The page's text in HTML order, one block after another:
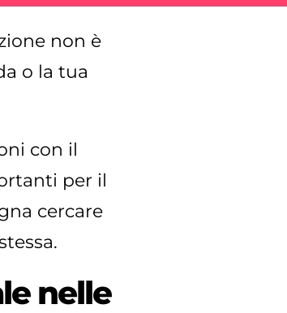
non è
o la tua
con il
per il
cercare
nelle